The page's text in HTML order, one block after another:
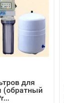
для
(обратный